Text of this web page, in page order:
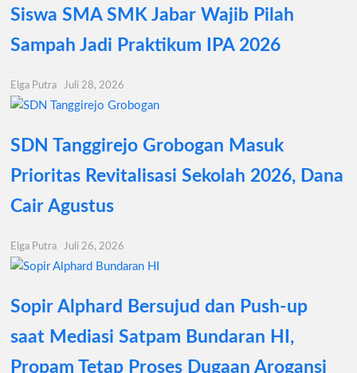
Siswa SMA SMK Jabar Wajib Pilah
Sampah Jadi Praktikum IPA 2026
Elga Putra Juli 28, 2026
SDN Tanggirejo Grobogan Masuk
Prioritas Revitalisasi Sekolah 2026, Dana
Cair Agustus
Elga Putra Juli 26, 2026
Sopir Alphard Bersujud dan Push-up
saat Mediasi Satpam Bundaran HI,
Propam Tetap Proses Dugaan Arogansi